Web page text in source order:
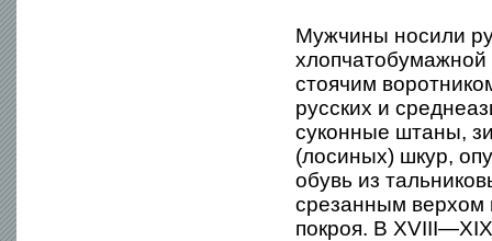
Мужчины носили
хлопчатобумажной
стоячим
русских и
суконные штаны,
(лосиных) шкур,
обувь из
срезанным верхом
покроя. В